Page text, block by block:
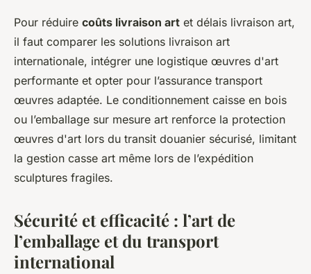
Pour réduire coûts livraison art et délais livraison art,
il faut comparer les solutions livraison art
internationale, intégrer une logistique œuvres d'art
performante et opter pour l’assurance transport
œuvres adaptée. Le conditionnement caisse en bois
ou l’emballage sur mesure art renforce la protection
œuvres d'art lors du transit douanier sécurisé, limitant
la gestion casse art même lors de l’expédition
sculptures fragiles.
Sécurité et efficacité : l’art de
l’emballage et du transport
international